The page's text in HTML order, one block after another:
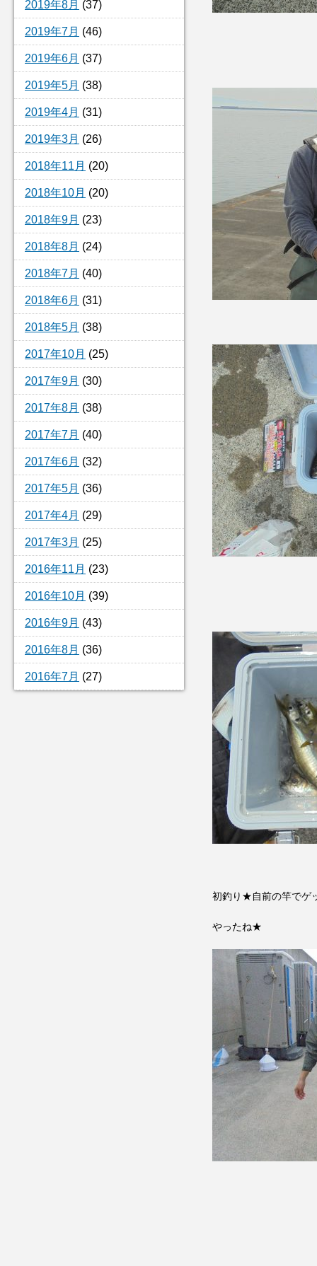
2019年8月 (37)
2019年7月 (46)
2019年6月 (37)
2019年5月 (38)
2019年4月 (31)
2019年3月 (26)
2018年11月 (20)
2018年10月 (20)
2018年9月 (23)
2018年8月 (24)
2018年7月 (40)
2018年6月 (31)
2018年5月 (38)
2017年10月 (25)
2017年9月 (30)
2017年8月 (38)
2017年7月 (40)
2017年6月 (32)
2017年5月 (36)
2017年4月 (29)
2017年3月 (25)
2016年11月 (23)
2016年10月 (39)
2016年9月 (43)
2016年8月 (36)
2016年7月 (27)
初釣り★自前の竿でゲ
やったね★